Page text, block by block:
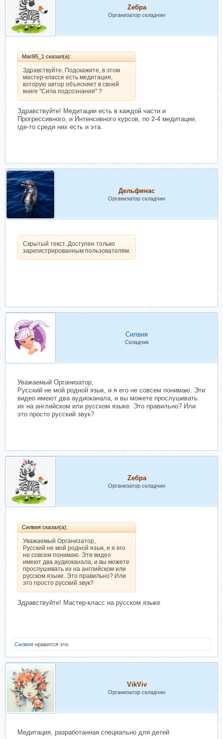
Zебра
Организатор складчин
Mari95_1 сказал(а):
Здравствуйте. Подскажите, в этом
мастер-классе есть медитация,
которую автор объясняет в своей
книге "Сила подсознания" ?
Здравствуйте! Медитации есть в каждой части и
Прогрессивного, и Интенсивного курсов, по 2-4 медитации,
где-то среди них есть и эта.
Дельфинас
Организатор складчин
Скрытый текст. Доступен только
зарегистрированным пользователям.
Силвия
Складчик
Уважаемый Организатор,
Русский не мой родной язык, и я его не совсем понимаю. Эти
видео имеют два аудиоканала, и вы можете прослушивать
их на английском или русском языке. Это правильно? Или
это просто русский звук?
Zебра
Организатор складчин
Силвия сказал(а):
Уважаемый Организатор,
Русский не мой родной язык, и я его
не совсем понимаю. Эти видео
имеют два аудиоканала, и вы можете
прослушивать их на английском или
русском языке. Это правильно? Или
это просто русский звук?
Здравствуйте! Мастер-класс на русском языке
Силвия нравится это.
VikViv
Организатор складчин
Медитация, разработанная специально для детей